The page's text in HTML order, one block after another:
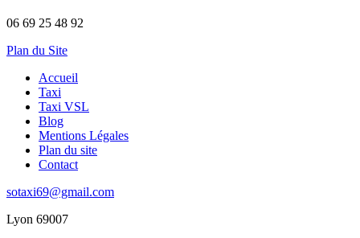
06 69 25 48 92
Plan du Site
Accueil
Taxi
Taxi VSL
Blog
Mentions Légales
Plan du site
Contact
sotaxi69@gmail.com
Lyon 69007